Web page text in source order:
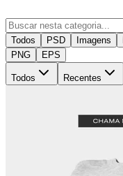
Todos PSD Imagens
PNG
EPS
Todos Recentes